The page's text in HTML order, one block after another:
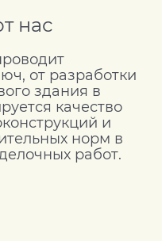
нас
от разработки
здания в
качество
и
норм в
работ.